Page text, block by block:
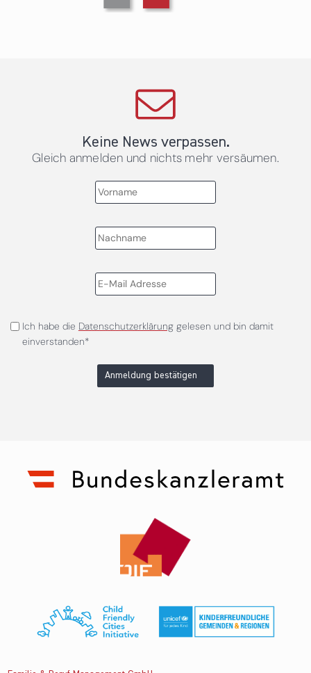
Keine News verpassen.
Gleich anmelden und nichts mehr versäumen.
Ich habe die Datenschutzerklärunggelesen und bin damit
einverstanden*
Anmeldung bestätigen